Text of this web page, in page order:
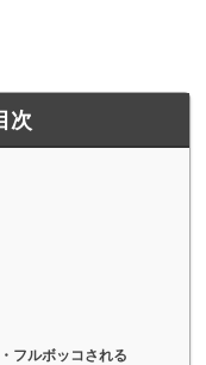
次
フルボッコされる